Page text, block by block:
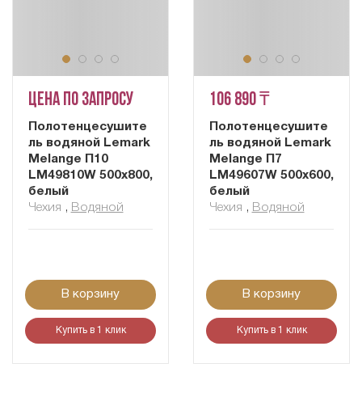
Цена по запросу
Полотенцесушите
ль водяной Lemark
Melange П10
LM49810W 500x800,
белый
Чехия , Водяной
В корзину
Купить в 1 клик
106 890 ₸
Полотенцесушите
ль водяной Lemark
Melange П7
LM49607W 500x600,
белый
Чехия , Водяной
В корзину
Купить в 1 клик